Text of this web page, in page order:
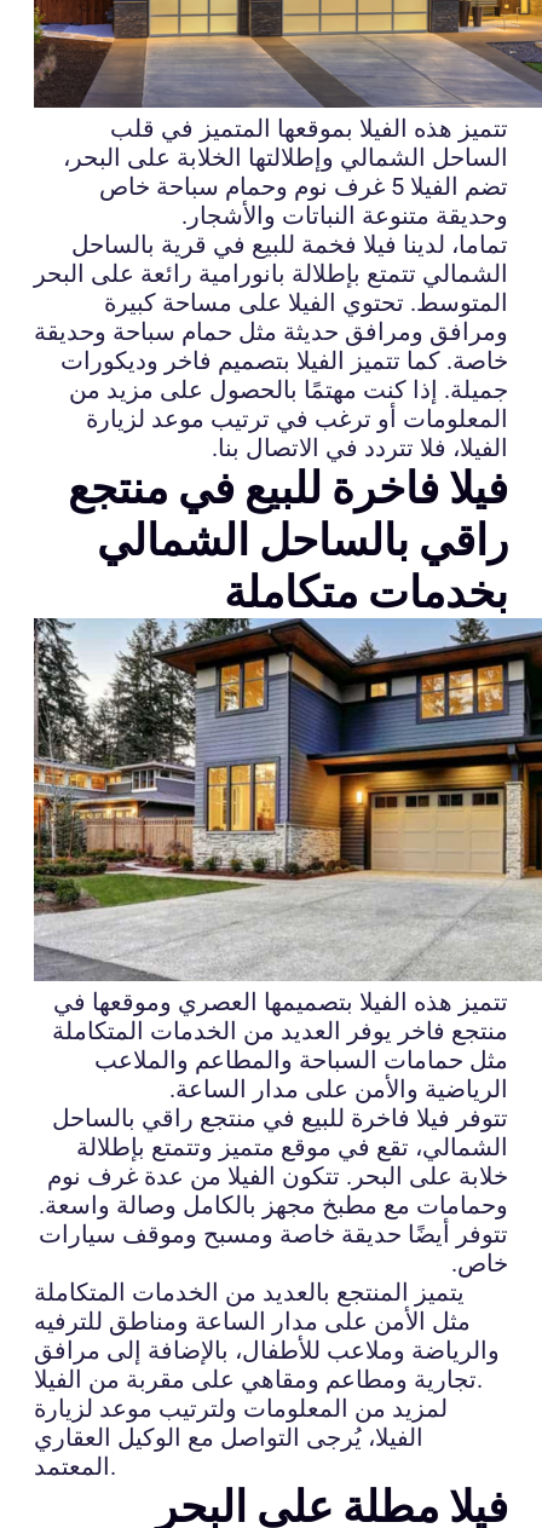
تتميز هذه الفيلا بموقعها المتميز في قلب
الساحل الشمالي وإطلالتها الخلابة على البحر،
تضم الفيلا 5 غرف نوم وحمام سباحة خاص
وحديقة متنوعة النباتات والأشجار.
تماما، لدينا فيلا فخمة للبيع في قرية بالساحل
الشمالي تتمتع بإطلالة بانورامية رائعة على البحر
المتوسط. تحتوي الفيلا على مساحة كبيرة
ومرافق ومرافق حديثة مثل حمام سباحة وحديقة
خاصة. كما تتميز الفيلا بتصميم فاخر وديكورات
جميلة. إذا كنت مهتمًا بالحصول على مزيد من
المعلومات أو ترغب في ترتيب موعد لزيارة
الفيلا، فلا تتردد في الاتصال بنا.
فيلا فاخرة للبيع في منتجع
راقي بالساحل الشمالي
بخدمات متكاملة
تتميز هذه الفيلا بتصميمها العصري وموقعها في
منتجع فاخر يوفر العديد من الخدمات المتكاملة
مثل حمامات السباحة والمطاعم والملاعب
الرياضية والأمن على مدار الساعة.
تتوفر فيلا فاخرة للبيع في منتجع راقي بالساحل
الشمالي، تقع في موقع متميز وتتمتع بإطلالة
خلابة على البحر. تتكون الفيلا من عدة غرف نوم
وحمامات مع مطبخ مجهز بالكامل وصالة واسعة.
تتوفر أيضًا حديقة خاصة ومسبح وموقف سيارات
خاص.
يتميز المنتجع بالعديد من الخدمات المتكاملة
مثل الأمن على مدار الساعة ومناطق للترفيه
والرياضة وملاعب للأطفال، بالإضافة إلى مرافق
تجارية ومطاعم ومقاهي على مقربة من الفيلا.
لمزيد من المعلومات ولترتيب موعد لزيارة
الفيلا، يُرجى التواصل مع الوكيل العقاري
المعتمد.
فيلا مطلة على البحر